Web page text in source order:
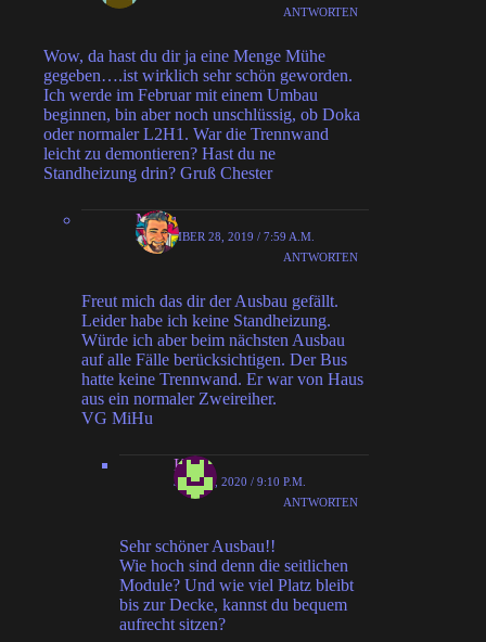
ANTWORTEN
Wow, da hast du dir ja eine Menge Mühe
gegeben….ist wirklich sehr schön geworden.
Ich werde im Februar mit einem Umbau
beginnen, bin aber noch unschlüssig, ob Doka
oder normaler L2H1. War die Trennwand
leicht zu demontieren? Hast du ne
Standheizung drin? Gruß Chester
MiHu
SEPTEMBER 28, 2019 / 7:59 A.M.
ANTWORTEN
Freut mich das dir der Ausbau gefällt.
Leider habe ich keine Standheizung.
Würde ich aber beim nächsten Ausbau
auf alle Fälle berücksichtigen. Der Bus
hatte keine Trennwand. Er war von Haus
aus ein normaler Zweireiher.
VG MiHu
Karin
JULI 30, 2020 / 9:10 P.M.
ANTWORTEN
Sehr schöner Ausbau!!
Wie hoch sind denn die seitlichen
Module? Und wie viel Platz bleibt
bis zur Decke, kannst du bequem
aufrecht sitzen?